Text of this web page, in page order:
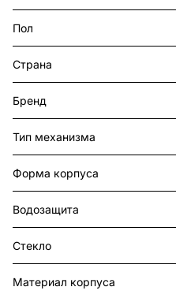
Пол
Страна
Бренд
Тип механизма
Форма корпуса
Водозащита
Стекло
Материал корпуса